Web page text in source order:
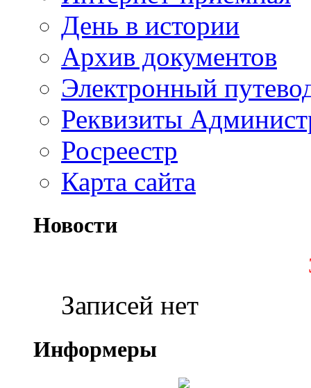
День в истории
Архив документов
Электронный
Реквизиты
Росреестр
Карта сайта
Новости
Записей нет
Информеры